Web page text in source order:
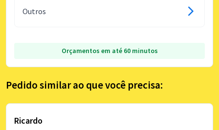
Outros
Orçamentos em até 60 minutos
Pedido similar ao que você precisa:
Ricardo